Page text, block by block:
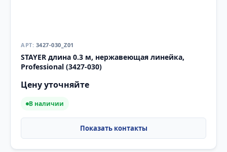
3427-030_Z01
STAYER длина 0.3 м, нержавеющая линейка,
Professional (3427-030)
Цену уточняйте
В наличии